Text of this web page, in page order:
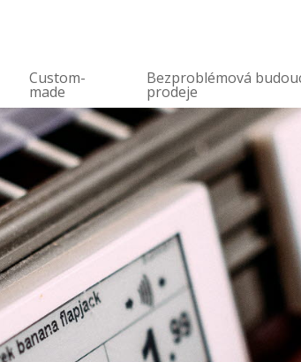
Custom-
made
Bezproblémová
prodeje